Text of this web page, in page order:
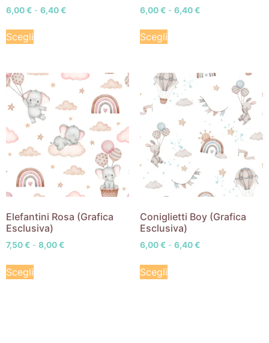
6,00€ - 6,40€
Scegli
6,00€ - 6,40€
Scegli
Elefantini Rosa (Grafica
Esclusiva)
7,50€ - 8,00€
Scegli
Coniglietti Boy (Grafica
Esclusiva)
6,00€ - 6,40€
Scegli